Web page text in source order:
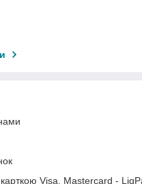
Visa, Mastercard -